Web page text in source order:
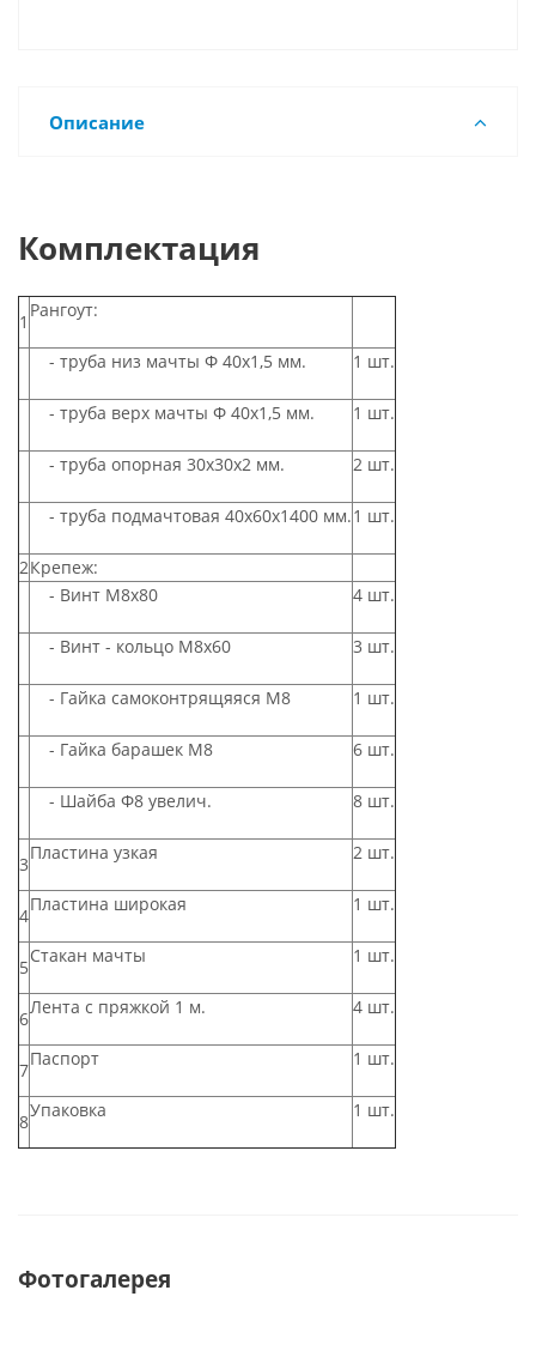
Описание
Комплектация
1
Рангоут:
- труба низ мачты Ф 40х1,5 мм. 1 шт.
- труба верх мачты Ф 40х1,5 мм. 1 шт.
- труба опорная 30х30х2 мм. 2 шт.
- труба подмачтовая 40х60х1400 мм.1 шт.
2Крепеж:
- Винт М8х80
4 шт.
- Винт - кольцо М8х60 3 шт.
- Гайка самоконтрящяяся М8 1 шт.
- Гайка барашек М8 6 шт.
- Шайба Ф8 увелич. 8 шт.
3
Пластина узкая 2 шт.
4
Пластина широкая 1 шт.
5
Стакан мачты 1 шт.
6
Лента с пряжкой 1 м. 4 шт.
7
Паспорт 1 шт.
8
Упаковка 1 шт.
Фотогалерея